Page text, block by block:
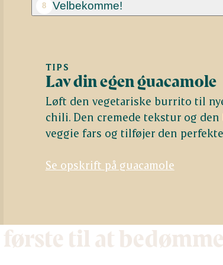
8 Velbekomme!
TIPS
Lav din egen guacamole
Løft den vegetariske burrito til
chili. Den cremede tekstur og
veggie fars og tilføjer den
Se opskrift på guacamole
til at